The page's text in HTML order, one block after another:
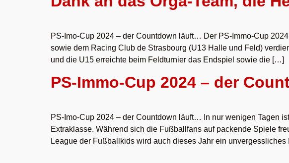
PS-Imo-Cup 2024 – der Countdown läuft… Der PS-Immo-Cup
sowie dem Racing Club de Strasbourg (U13 Halle und Feld)
und die U15 erreichte beim Feldturnier das Endspiel sowie die […]
PS-Immo-Cup 2024 – der
PS-Imo-Cup 2024 – der Countdown läuft… In nur wenigen Tagen
Extraklasse. Während sich die Fußballfans auf packende Spiele
League der Fußballkids wird auch dieses Jahr ein